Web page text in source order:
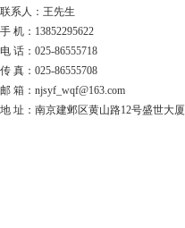
联系人：王先生
手 机：13852295622
电 话：025-86555718
传 真：025-86555708
邮 箱：njsyf_wqf@163.com
地 址：南京建邺区黄山路12号盛世大厦